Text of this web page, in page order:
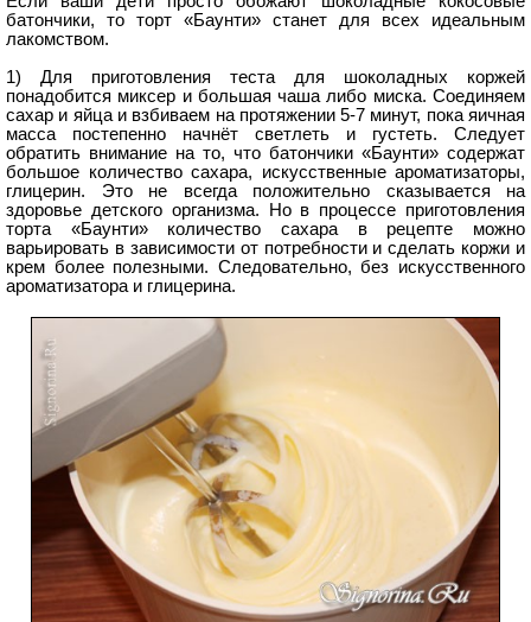
батончики, то торт «Баунти» станет для всех идеальным
лакомством.
1) Для приготовления теста для шоколадных коржей
понадобится миксер и большая чаша либо миска. Соединяем
сахар и яйца и взбиваем на протяжении 5-7 минут, пока яичная
масса постепенно начнёт светлеть и густеть. Следует
обратить внимание на то, что батончики «Баунти» содержат
большое количество сахара, искусственные ароматизаторы,
глицерин. Это не всегда положительно сказывается на
здоровье детского организма. Но в процессе приготовления
торта «Баунти» количество сахара в рецепте можно
варьировать в зависимости от потребности и сделать коржи и
крем более полезными. Следовательно, без искусственного
ароматизатора и глицерина.